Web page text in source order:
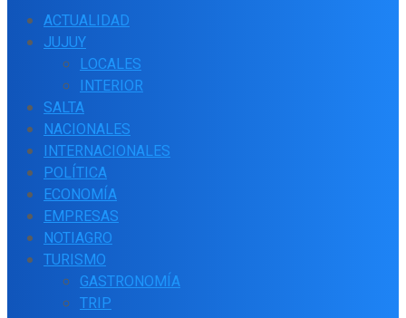
ACTUALIDAD
JUJUY
LOCALES
INTERIOR
SALTA
NACIONALES
INTERNACIONALES
POLÍTICA
ECONOMÍA
EMPRESAS
NOTIAGRO
TURISMO
GASTRONOMÍA
TRIP